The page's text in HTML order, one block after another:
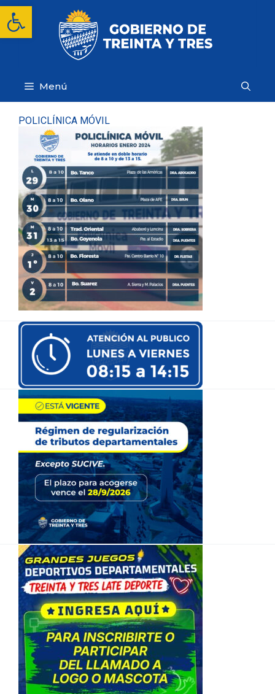
Abrir barra de herramientas
Saltar
contenido
Menú
POLICLÍNICA MÓVIL